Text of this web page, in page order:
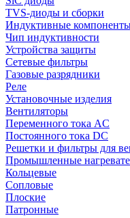
TVS-диоды и сборки
Индуктивные
Чип индуктивности
Устройства защиты
Сетевые фильтры
Газовые разрядники
Реле
Установочные изделия
Вентиляторы
Переменного тока AC
Постоянного тока DC
Решетки и фильтры для
Промышленные
Кольцевые
Сопловые
Плоские
Патронные